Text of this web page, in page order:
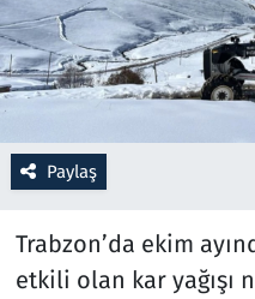
Paylaş
Trabzon’da ekim
etkili olan kar yağışı
Ramazan
Resmi İlanlar
Sağlık
Savunma Sanayi